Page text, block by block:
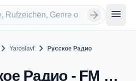
arrow_forward menu
chevron_right Yaroslavl' chevron_right Русское Радио
Русское Радио - FM 102.6 - Yaroslavl'